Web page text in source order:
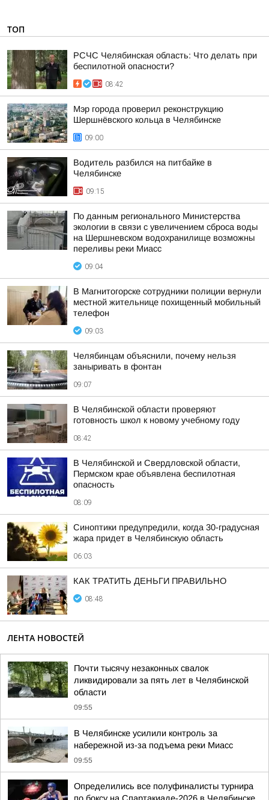
ТОП
РСЧС Челябинская область: Что делать при
беспилотной опасности?
08:42
Мэр города проверил реконструкцию
Шершнёвского кольца в Челябинске
09:00
Водитель разбился на питбайке в
Челябинске
09:15
По данным регионального Министерства
экологии в связи с увеличением сброса воды
на Шершневском водохранилище возможны
переливы реки Миасс
09:04
В Магнитогорске сотрудники полиции вернули
местной жительнице похищенный мобильный
телефон
09:03
Челябинцам объяснили, почему нельзя
заныривать в фонтан
09:07
В Челябинской области проверяют
готовность школ к новому учебному году
08:42
В Челябинской и Свердловской области,
Пермском крае объявлена беспилотная
опасность
08:09
Синоптики предупредили, когда 30-градусная
жара придет в Челябинскую область
06:03
КАК ТРАТИТЬ ДЕНЬГИ ПРАВИЛЬНО
08:48
ЛЕНТА НОВОСТЕЙ
Почти тысячу незаконных свалок
ликвидировали за пять лет в Челябинской
области
09:55
В Челябинске усилили контроль за
набережной из-за подъема реки Миасс
09:55
Определились все полуфиналисты турнира